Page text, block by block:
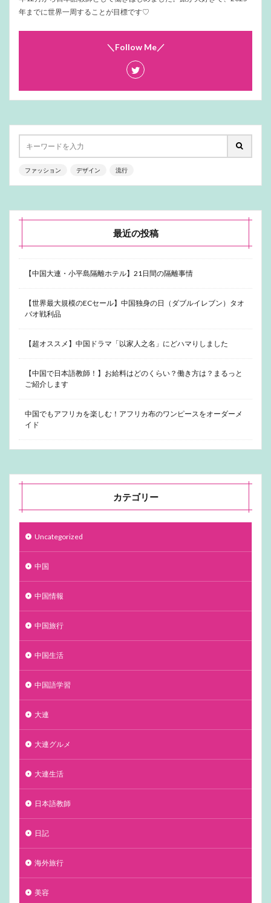
年までに世界一周することが目標です♡
＼Follow Me／
ファッション デザイン 流行
最近の投稿
【中国大連・小平島隔離ホテル】21日間の隔離事情
【世界最大規模のECセール】中国独身の日（ダブルイレブン）タオ
バオ戦利品
【超オススメ】中国ドラマ「以家人之名」にどハマりしました
【中国で日本語教師！】お給料はどのくらい？働き方は？まるっと
ご紹介します
中国でもアフリカを楽しむ！アフリカ布のワンピースをオーダーメ
イド
カテゴリー
Uncategorized
中国
中国情報
中国旅行
中国生活
中国語学習
大連
大連グルメ
大連生活
日本語教師
日記
海外旅行
美容